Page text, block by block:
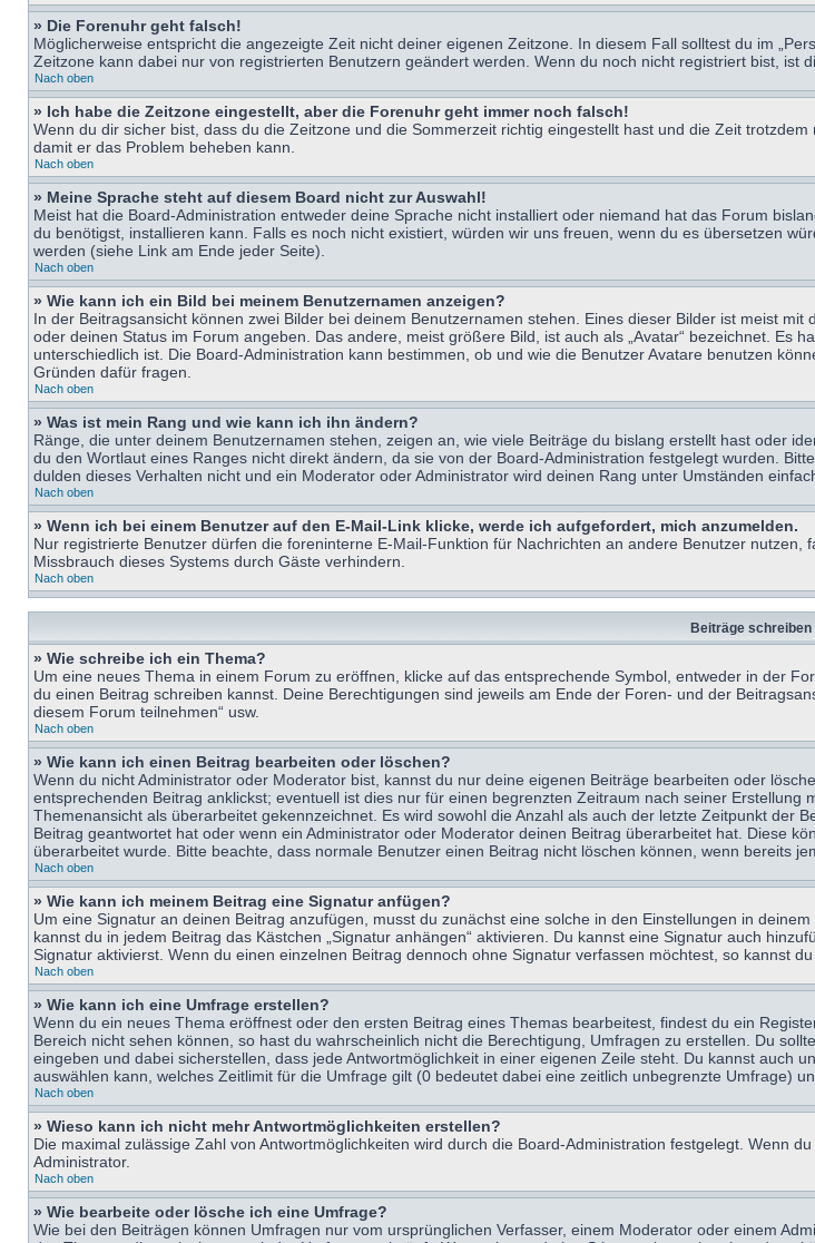
» Die Forenuhr geht falsch!
Möglicherweise entspricht die angezeigte Zeit nicht deiner eigenen Zeitzone. In diesem Fall solltest du im
Zeitzone kann dabei nur von registrierten Benutzern geändert werden. Wenn du noch nicht registriert bist, ist
Nach oben
» Ich habe die Zeitzone eingestellt, aber die Forenuhr geht immer noch falsch!
Wenn du dir sicher bist, dass du die Zeitzone und die Sommerzeit richtig eingestellt hast und die Zeit
damit er das Problem beheben kann.
Nach oben
» Meine Sprache steht auf diesem Board nicht zur Auswahl!
Meist hat die Board-Administration entweder deine Sprache nicht installiert oder niemand hat das Forum
du benötigst, installieren kann. Falls es noch nicht existiert, würden wir uns freuen, wenn du es übersetzen
werden (siehe Link am Ende jeder Seite).
Nach oben
» Wie kann ich ein Bild bei meinem Benutzernamen anzeigen?
In der Beitragsansicht können zwei Bilder bei deinem Benutzernamen stehen. Eines dieser Bilder ist meist
oder deinen Status im Forum angeben. Das andere, meist größere Bild, ist auch als „Avatar“ bezeichnet. Es
unterschiedlich ist. Die Board-Administration kann bestimmen, ob und wie die Benutzer Avatare benutzen
Gründen dafür fragen.
Nach oben
» Was ist mein Rang und wie kann ich ihn ändern?
Ränge, die unter deinem Benutzernamen stehen, zeigen an, wie viele Beiträge du bislang erstellt hast oder
du den Wortlaut eines Ranges nicht direkt ändern, da sie von der Board-Administration festgelegt wurden.
dulden dieses Verhalten nicht und ein Moderator oder Administrator wird deinen Rang unter Umständen
Nach oben
» Wenn ich bei einem Benutzer auf den E-Mail-Link klicke, werde ich aufgefordert, mich anzumelden.
Nur registrierte Benutzer dürfen die foreninterne E-Mail-Funktion für Nachrichten an andere Benutzer
Missbrauch dieses Systems durch Gäste verhindern.
Nach oben
Beiträge schreiben
» Wie schreibe ich ein Thema?
Um eine neues Thema in einem Forum zu eröffnen, klicke auf das entsprechende Symbol, entweder in der
du einen Beitrag schreiben kannst. Deine Berechtigungen sind jeweils am Ende der Foren- und der
diesem Forum teilnehmen“ usw.
Nach oben
» Wie kann ich einen Beitrag bearbeiten oder löschen?
Wenn du nicht Administrator oder Moderator bist, kannst du nur deine eigenen Beiträge bearbeiten oder
entsprechenden Beitrag anklickst; eventuell ist dies nur für einen begrenzten Zeitraum nach seiner
Themenansicht als überarbeitet gekennzeichnet. Es wird sowohl die Anzahl als auch der letzte Zeitpunkt der
Beitrag geantwortet hat oder wenn ein Administrator oder Moderator deinen Beitrag überarbeitet hat. Diese
überarbeitet wurde. Bitte beachte, dass normale Benutzer einen Beitrag nicht löschen können, wenn bereits
Nach oben
» Wie kann ich meinem Beitrag eine Signatur anfügen?
Um eine Signatur an deinen Beitrag anzufügen, musst du zunächst eine solche in den Einstellungen in
kannst du in jedem Beitrag das Kästchen „Signatur anhängen“ aktivieren. Du kannst eine Signatur auch
Signatur aktivierst. Wenn du einen einzelnen Beitrag dennoch ohne Signatur verfassen möchtest, so kannst
Nach oben
» Wie kann ich eine Umfrage erstellen?
Wenn du ein neues Thema eröffnest oder den ersten Beitrag eines Themas bearbeitest, findest du ein
Bereich nicht sehen können, so hast du wahrscheinlich nicht die Berechtigung, Umfragen zu erstellen. Du
eingeben und dabei sicherstellen, dass jede Antwortmöglichkeit in einer eigenen Zeile steht. Du kannst auch
auswählen kann, welches Zeitlimit für die Umfrage gilt (0 bedeutet dabei eine zeitlich unbegrenzte Umfrage)
Nach oben
» Wieso kann ich nicht mehr Antwortmöglichkeiten erstellen?
Die maximal zulässige Zahl von Antwortmöglichkeiten wird durch die Board-Administration festgelegt. Wenn
Administrator.
Nach oben
» Wie bearbeite oder lösche ich eine Umfrage?
Wie bei den Beiträgen können Umfragen nur vom ursprünglichen Verfasser, einem Moderator oder einem